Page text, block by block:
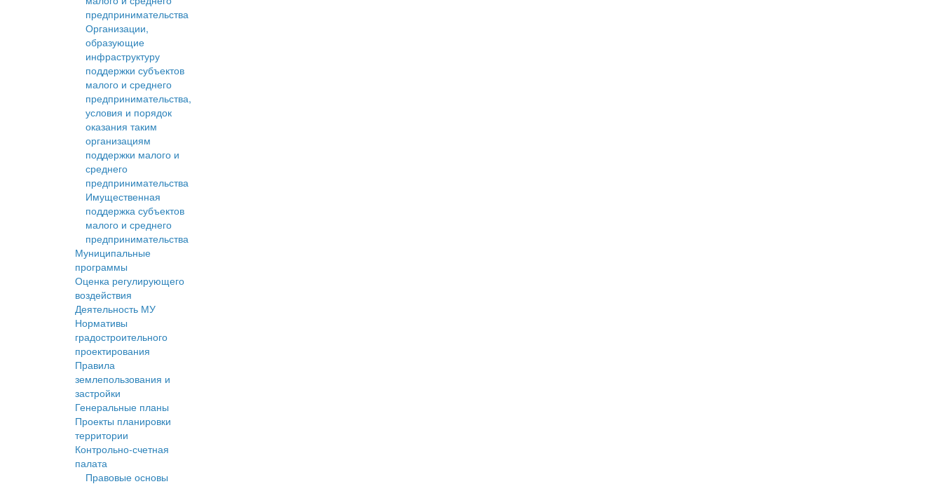
предпринимательства
Организации,
образующие
инфраструктуру
поддержки субъектов
малого и среднего
предпринимательства,
условия и порядок
оказания таким
организациям
поддержки малого и
среднего
предпринимательства
Имущественная
поддержка субъектов
малого и среднего
предпринимательства
Муниципальные
программы
Оценка регулирующего
воздействия
Деятельность МУ
Нормативы
градостроительного
проектирования
Правила
землепользования и
застройки
Генеральные планы
Проекты планировки
территории
Контрольно-счетная
палата
Правовые основы